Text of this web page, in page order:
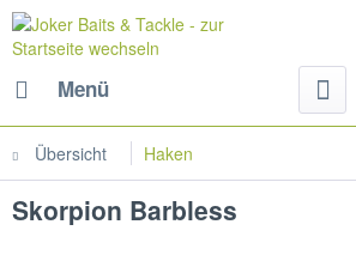
Menü
Übersicht Haken
Skorpion Barbless